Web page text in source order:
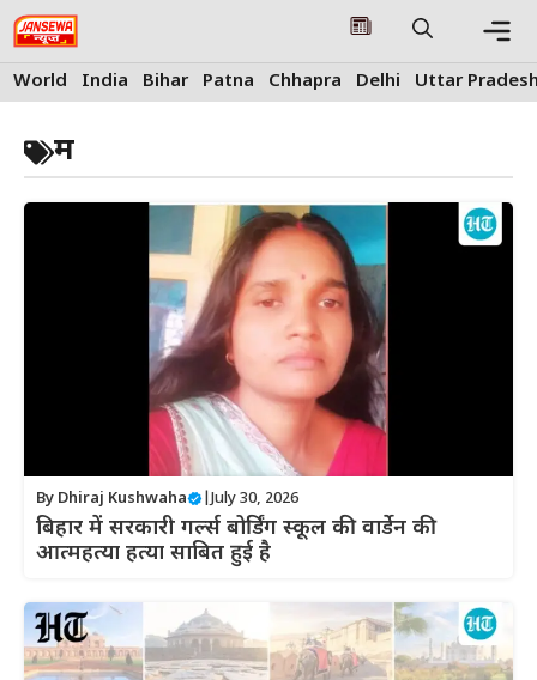
Skip
to
content
World India Bihar Patna Chhapra Delhi Uttar
म
By Dhiraj Kushwaha July 30, 2026
बिहार में सरकारी गर्ल्स बोर्डिंग स्कूल की वार्डेन की
आत्महत्या हत्या साबित हुई है